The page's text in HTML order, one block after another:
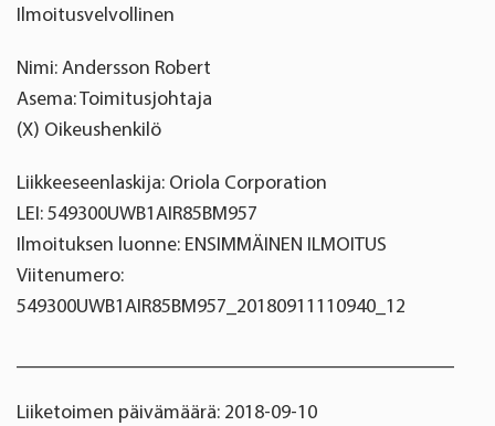
Ilmoitusvelvollinen
Nimi: Andersson Robert
Asema: Toimitusjohtaja
(X) Oikeushenkilö
Liikkeeseenlaskija: Oriola Corporation
LEI: 549300UWB1AIR85BM957
Ilmoituksen luonne: ENSIMMÄINEN ILMOITUS
Viitenumero:
549300UWB1AIR85BM957_20180911110940_12
Liiketoimen päivämäärä: 2018-09-10